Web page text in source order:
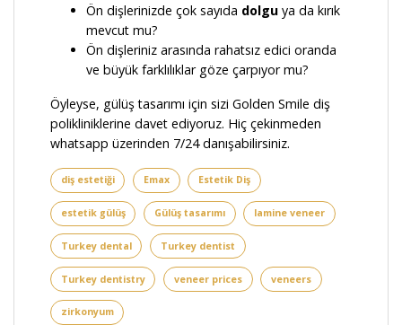
Ön dişlerinizde çok sayıda dolgu ya da kırık
mevcut mu?
Ön dişleriniz arasında rahatsız edici oranda
ve büyük farklılıklar göze çarpıyor mu?
Öyleyse, gülüş tasarımı için sizi Golden Smile diş
polikliniklerine davet ediyoruz. Hiç çekinmeden
whatsapp üzerinden 7/24 danışabilirsiniz.
diş estetiği Emax Estetik Diş
estetik gülüş Gülüş tasarımı lamine veneer
Turkey dental Turkey dentist
Turkey dentistry veneer prices veneers
zirkonyum